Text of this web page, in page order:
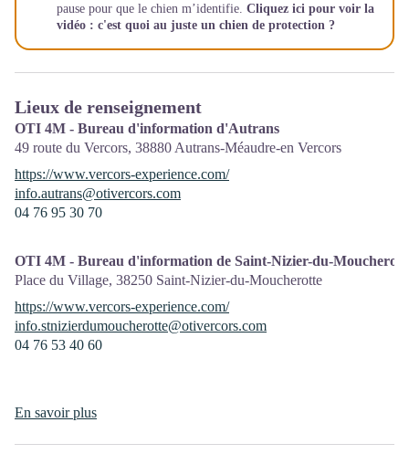
pause pour que le chien m’identifie. Cliquez ici pour voir la
vidéo : c'est quoi au juste un chien de protection ?
Lieux de renseignement
OTI 4M - Bureau d'information d'Autrans
49 route du Vercors, 38880 Autrans-Méaudre-en Vercors
https://www.vercors-experience.com/
info.autrans@otivercors.com
04 76 95 30 70
OTI 4M - Bureau d'information de Saint-Nizier-du-
Place du Village, 38250 Saint-Nizier-du-Moucherotte
https://www.vercors-experience.com/
info.stnizierdumoucherotte@otivercors.com
04 76 53 40 60
En savoir plus